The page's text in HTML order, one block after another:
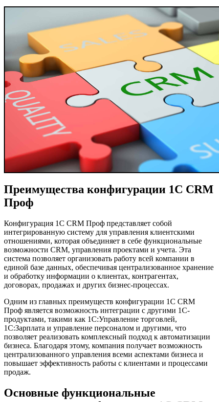
Преимущества конфигурации 1C CRM
Проф
Конфигурация 1C CRM Проф представляет собой
интегрированную систему для управления клиентскими
отношениями, которая объединяет в себе функциональные
возможности CRM, управления проектами и учета. Эта
система позволяет организовать работу всей компании в
единой базе данных, обеспечивая централизованное хранение
и обработку информации о клиентах, контрагентах,
договорах, продажах и других бизнес-процессах.
Одним из главных преимуществ конфигурации 1C CRM
Проф является возможность интеграции с другими 1С-
продуктами, такими как 1С:Управление торговлей,
1С:Зарплата и управление персоналом и другими, что
позволяет реализовать комплексный подход к автоматизации
бизнеса. Благодаря этому, компания получает возможность
централизованного управления всеми аспектами бизнеса и
повышает эффективность работы с клиентами и процессами
продаж.
Основные функциональные